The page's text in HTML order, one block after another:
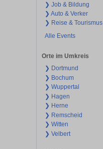
❯ Job & Bildung
❯ Auto & Verker
❯ Reise & Tourismus
Alle Events
Orte im Umkreis
❯ Dortmund
❯ Bochum
❯ Wuppertal
❯ Hagen
❯ Herne
❯ Remscheid
❯ Witten
❯ Velbert